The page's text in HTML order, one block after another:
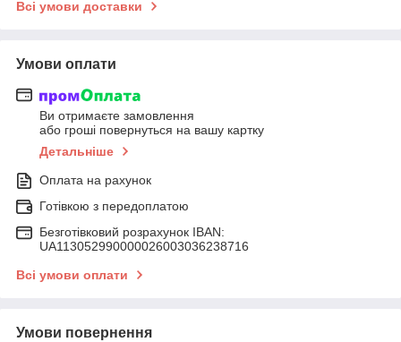
Всі умови доставки
Умови оплати
Ви отримаєте замовлення
або гроші повернуться на вашу картку
Детальніше
Оплата на рахунок
Готівкою з передоплатою
Безготівковий розрахунок IBAN:
UA113052990000026003036238716
Всі умови оплати
Умови повернення